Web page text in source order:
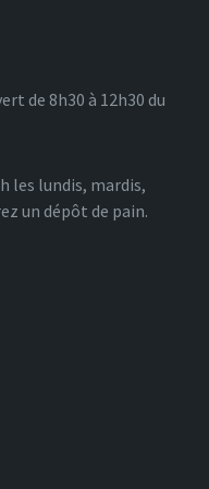
de 8h30 à 12h30 du
les lundis, mardis,
un dépôt de pain.